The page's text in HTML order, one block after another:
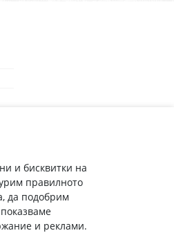
и бисквитки на
правилното
да подобрим
и реклами.